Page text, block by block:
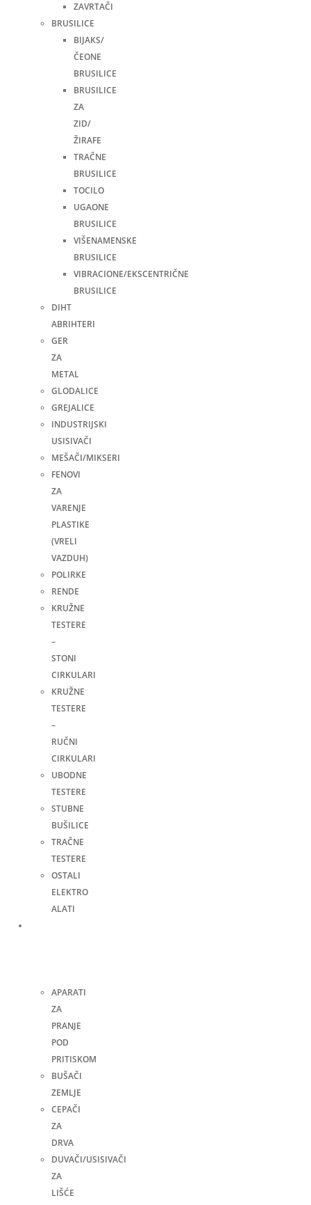
ZAVRTAČI
BRUSILICE
BIJAKS/
ČEONE
BRUSILICE
BRUSILICE
ZA
ZID/
ŽIRAFE
TRAČNE
BRUSILICE
TOCILO
UGAONE
BRUSILICE
VIŠENAMENSKE
BRUSILICE
VIBRACIONE/EKSCENTRIČNE
BRUSILICE
DIHT
ABRIHTERI
GER
ZA
METAL
GLODALICE
GREJALICE
INDUSTRIJSKI
USISIVAČI
MEŠAČI/MIKSERI
FENOVI
ZA
VARENJE
PLASTIKE
(VRELI
VAZDUH)
POLIRKE
RENDE
KRUŽNE
TESTERE
–
STONI
CIRKULARI
KRUŽNE
TESTERE
–
RUČNI
CIRKULARI
UBODNE
TESTERE
STUBNE
BUŠILICE
TRAČNE
TESTERE
OSTALI
ELEKTRO
ALATI
APARATI
ZA
PRANJE
POD
PRITISKOM
BUŠAČI
ZEMLJE
CEPAČI
ZA
DRVA
DUVAČI/USISIVAČI
ZA
LIŠĆE